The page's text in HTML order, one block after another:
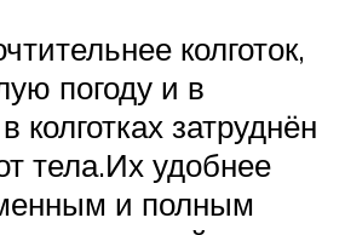
колготок,
погоду и в
затруднён
тела.Их удобнее
и полным